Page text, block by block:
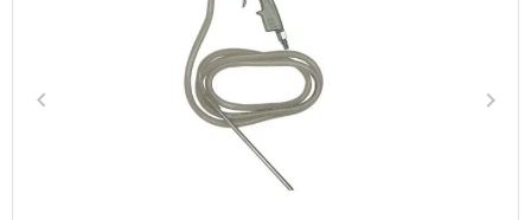
Précédent
keyboard_arrow_left keyboard_arrow_right